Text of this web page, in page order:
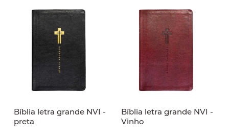
Bíblia letra grande NVI -
preta
Bíblia letra grande NVI -
Vinho